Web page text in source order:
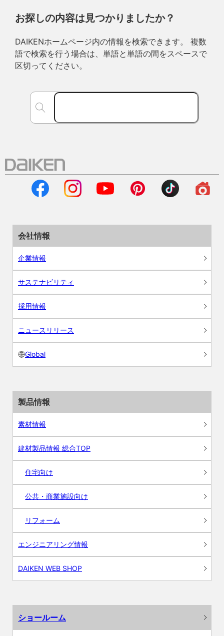
お探しの内容は見つかりましたか？
DAIKENホームページ内の情報を検索できます。 複数
語で検索を行う場合は、単語と単語の間をスペースで
区切ってください。
会社情報
企業情報
サステナビリティ
採用情報
ニュースリリース
Global
製品情報
素材情報
建材製品情報 総合TOP
住宅向け
公共・商業施設向け
リフォーム
エンジニアリング情報
DAIKEN WEB SHOP
ショールーム